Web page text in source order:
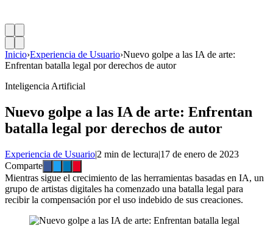
Inicio›Experiencia de Usuario›Nuevo golpe a las IA de arte:
Enfrentan batalla legal por derechos de autor
Inteligencia Artificial
Nuevo golpe a las IA de arte: Enfrentan
batalla legal por derechos de autor
Experiencia de Usuario|2 min de lectura|17 de enero de 2023
Comparte
Mientras sigue el crecimiento de las herramientas basadas en IA, un
grupo de artistas digitales ha comenzado una batalla legal para
recibir la compensación por el uso indebido de sus creaciones.